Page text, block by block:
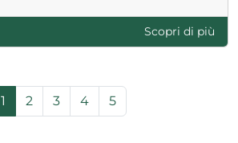
Scopri di più
Current Page
1 Page
2 Page
3 Page
4 Page
5